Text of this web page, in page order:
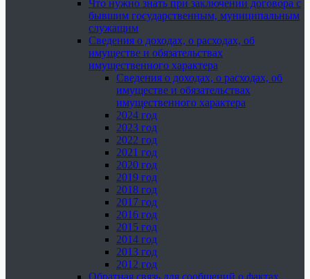
Что нужно знать при заключении договора с
бывшим государственным, муниципальным
служащим
Сведения о доходах, о расходах, об
имуществе и обязательствах
имущественного характера
Сведения о доходах, о расходах, об
имуществе и обязательствах
имущественного характера
2024 год
2023 год
2022 год
2021 год
2020 год
2019 год
2018 год
2017 год
2016 год
2015 год
2014 год
2013 год
2012 год
Обратная связь для сообщений о фактах